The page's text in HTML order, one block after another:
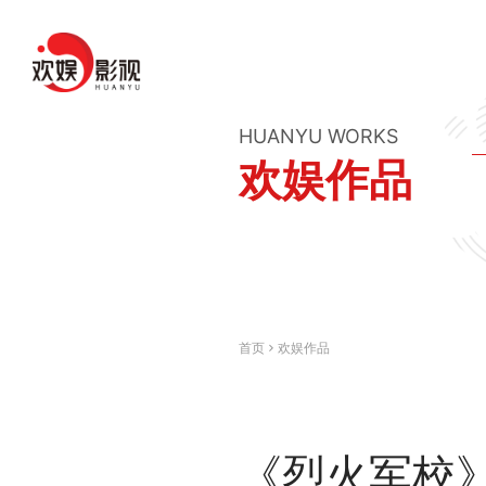
HUANYU WORKS
欢娱作品
首页 欢娱作品
《烈火军校